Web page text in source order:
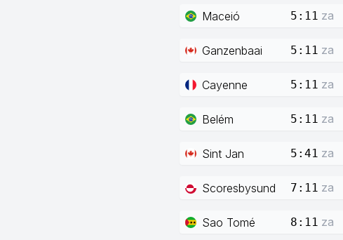
Maceió 5:11 za
Ganzenbaai 5:11 za
Cayenne 5:11 za
Belém 5:11 za
Sint Jan 5:41 za
Scoresbysund 7:11 za
Sao Tomé 8:11 za